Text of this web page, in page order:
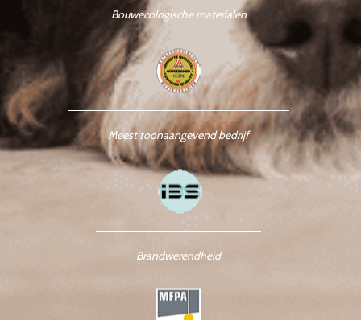
Bouwecologische materialen
Meest toonaangevend bedrijf
Brandwerendheid